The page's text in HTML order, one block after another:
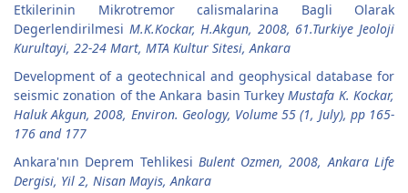
Etkilerinin Mikrotremor calismalarina Bagli Olarak
Degerlendirilmesi M.K.Kockar, H.Akgun, 2008, 61.Turkiye Jeoloji
Kurultayi, 22-24 Mart, MTA Kultur Sitesi, Ankara
Development of a geotechnical and geophysical database for
seismic zonation of the Ankara basin TurkeyMustafa K. Kockar,
Haluk Akgun, 2008, Environ. Geology, Volume 55 (1, July), pp 165-
176 and 177
Ankara'nın Deprem Tehlikesi Bulent Ozmen, 2008, Ankara Life
Dergisi, Yil 2, Nisan Mayis, Ankara